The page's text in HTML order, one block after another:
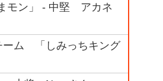
モン」 - 中堅 アカネ
ーム 「しみっちキング